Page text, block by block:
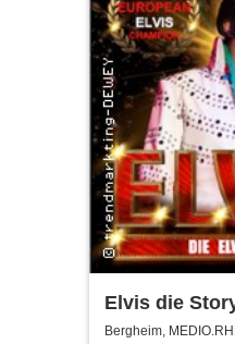
Elvis die
Steinhoff +
Bergheim,